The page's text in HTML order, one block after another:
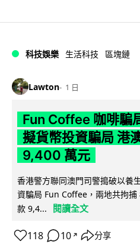
科技娛樂 生活科技 區塊鏈
Lawton 1 日
Fun Coffee 咖啡騙
擬貨幣投資騙局 港
9,400 萬元
香港警方聯同澳門司警搗破以養
資騙局 Fun Coffee，兩地共拘
款 9,4...
閱讀全文
118 10 ↗ 分享